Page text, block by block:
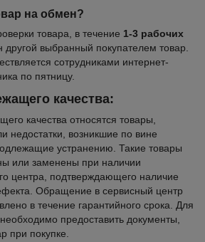
на обмен?
товара, в течение 1-3 рабочих
другой выбранный покупателем товар.
сотрудниками интернет-
по пятницу.
качества:
качества относятся товары,
возникшие по вине
устранению. Такие товары
или заменены при наличии
центра, подтверждающего наличие
Обращение в сервисный центр
в течение гарантийного срока. Для
предоставить документы,
при покупке.